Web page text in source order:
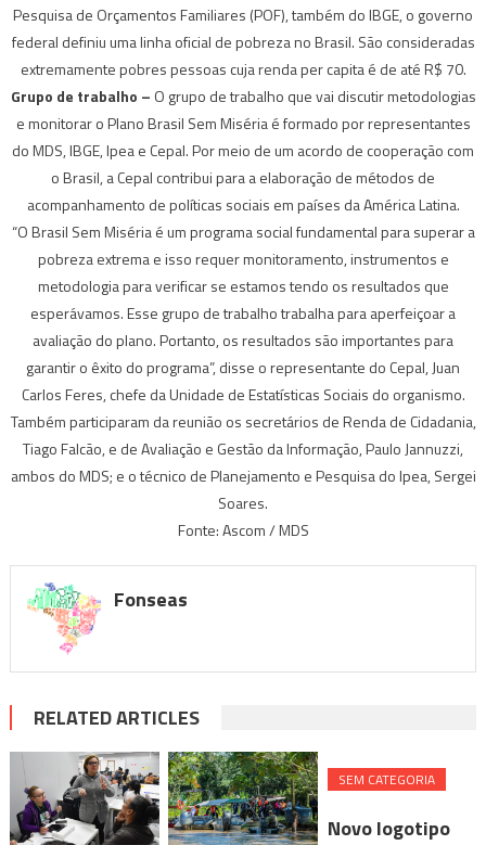
Pesquisa de Orçamentos Familiares (POF), também do IBGE, o governo
federal definiu uma linha oficial de pobreza no Brasil. São consideradas
extremamente pobres pessoas cuja renda per capita é de até R$ 70.
Grupo de trabalho – O grupo de trabalho que vai discutir metodologias
e monitorar o Plano Brasil Sem Miséria é formado por representantes
do MDS, IBGE, Ipea e Cepal. Por meio de um acordo de cooperação com
o Brasil, a Cepal contribui para a elaboração de métodos de
acompanhamento de políticas sociais em países da América Latina.
“O Brasil Sem Miséria é um programa social fundamental para superar a
pobreza extrema e isso requer monitoramento, instrumentos e
metodologia para verificar se estamos tendo os resultados que
esperávamos. Esse grupo de trabalho trabalha para aperfeiçoar a
avaliação do plano. Portanto, os resultados são importantes para
garantir o êxito do programa”, disse o representante do Cepal, Juan
Carlos Feres, chefe da Unidade de Estatísticas Sociais do organismo.
Também participaram da reunião os secretários de Renda de Cidadania,
Tiago Falcão, e de Avaliação e Gestão da Informação, Paulo Jannuzzi,
ambos do MDS; e o técnico de Planejamento e Pesquisa do Ipea, Sergei
Soares.
Fonte: Ascom / MDS
Fonseas
RELATED ARTICLES
SEM CATEGORIA
Novo logotipo